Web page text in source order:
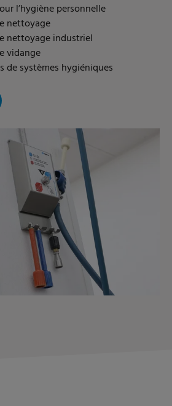
l’hygiène personnelle
nettoyage
nettoyage industriel
vidange
de systèmes hygiéniques